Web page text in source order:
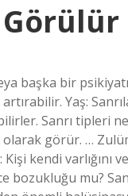
başka bir
Yaş:
Sanrı tipleri
görür. …
kendi varlığını
bozukluğu mu?